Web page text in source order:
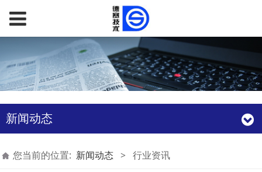
新闻动态
您当前的位置: 新闻动态 > 行业资讯